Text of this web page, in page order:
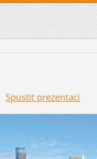
Spustit prezentaci